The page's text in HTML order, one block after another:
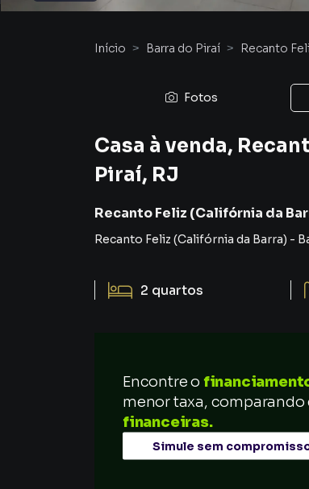
Início Barra do Piraí Recanto
Fotos
Casa à venda,
Piraí, RJ
Recanto Feliz (Califórnia da
Recanto Feliz (Califórnia da Barra) -
2 quartos
Encontre o
menor taxa, comparando
financeiras.
Simule sem